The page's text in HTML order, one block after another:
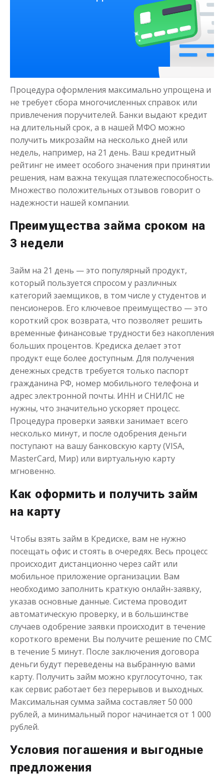
Сумма 50 000
Срок от 1до 21 дня
Получить
Моментальный займ
до 21 дня
Получить
Одолжим до 30 дней
Сумма до50 000₽
Срок от 1до 30 дня
Получить
Переведём в долг
Сумма
Срок от 1до 21 дня
Получить
Деньги до зарплаты
Получить
Процедура оформления максимально упрощена и
не требует сбора многочисленных справок или
привлечения поручителей. Банки выдают кредит
на длительный срок, а в нашей МФО можно
получить микрозайм на несколько дней или
недель, например, на 21 день. Ваш кредитный
рейтинг не имеет особого значения при принятии
решения, нам важна текущая платежеспособность.
Множество положительных отзывов говорит о
надежности нашей компании.
Преимущества займа сроком на
3 недели
Займ на 21 день — это популярный продукт,
который пользуется спросом у различных
категорий заемщиков, в том числе у студентов и
пенсионеров. Его ключевое преимущество — это
короткий срок возврата, что позволяет решить
временные финансовые трудности без накопления
больших процентов. Кредиска делает этот
продукт еще более доступным. Для получения
денежных средств требуется только паспорт
гражданина РФ, номер мобильного телефона и
адрес электронной почты. ИНН и СНИЛС не
нужны, что значительно ускоряет процесс.
Процедура проверки заявки занимает всего
несколько минут, и после одобрения деньги
поступают на вашу банковскую карту (VISA,
MasterCard, Мир) или виртуальную карту
мгновенно.
Как оформить и получить займ
на карту
Чтобы взять займ в Кредиске, вам не нужно
посещать офис и стоять в очередях. Весь процесс
происходит дистанционно через сайт или
мобильное приложение организации. Вам
необходимо заполнить краткую онлайн-заявку,
указав основные данные. Система проводит
автоматическую проверку, и в большинстве
случаев одобрение заявки происходит в течение
короткого времени. Вы получите решение по СМС
в течение 5 минут. После заключения договора
деньги будут переведены на выбранную вами
карту. Получить займ можно круглосуточно, так
как сервис работает без перерывов и выходных.
Максимальная сумма займа составляет 50 000
рублей, а минимальный порог начинается от 1 000
рублей.
Условия погашения и выгодные
предложения